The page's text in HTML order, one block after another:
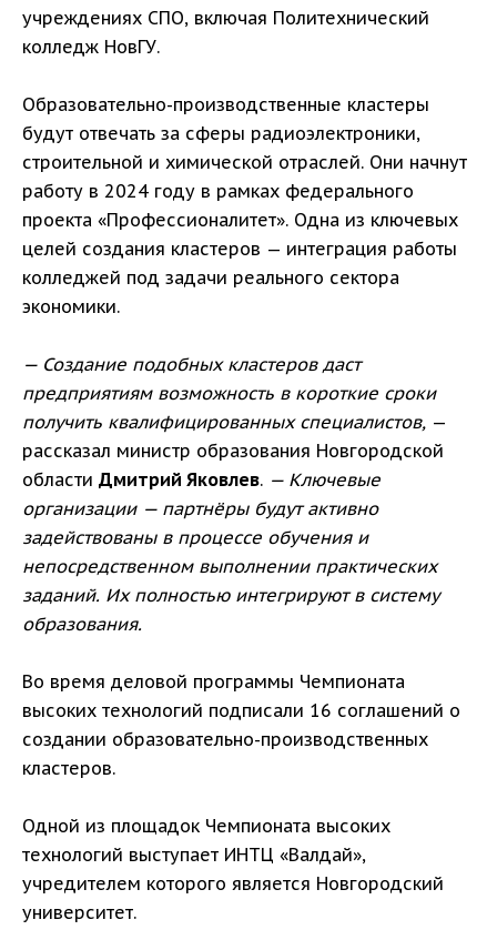
учреждениях СПО, включая Политехнический
колледж НовГУ.
Образовательно-производственные кластеры
будут отвечать за сферы радиоэлектроники,
строительной и химической отраслей. Они начнут
работу в 2024 году в рамках федерального
проекта «Профессионалитет». Одна из ключевых
целей создания кластеров — интеграция работы
колледжей под задачи реального сектора
экономики.
— Создание подобных кластеров даст
предприятиям возможность в короткие сроки
получить квалифицированных специалистов, —
рассказал министр образования Новгородской
области Дмитрий Яковлев. — Ключевые
организации — партнёры будут активно
задействованы в процессе обучения и
непосредственном выполнении практических
заданий. Их полностью интегрируют в систему
образования.
Во время деловой программы Чемпионата
высоких технологий подписали 16 соглашений о
создании образовательно-производственных
кластеров.
Одной из площадок Чемпионата высоких
технологий выступает ИНТЦ «Валдай»,
учредителем которого является Новгородский
университет.